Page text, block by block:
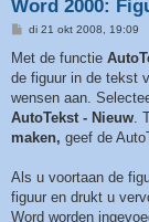
Word 2000:
B
r
c
h
di 21 okt 2008, 19:09
Met de functie
de figuur in de tekst
wensen aan.
AutoTekst - Nieuw .
maken, geef de
Als u voortaan de
figuur en drukt u
Word worden